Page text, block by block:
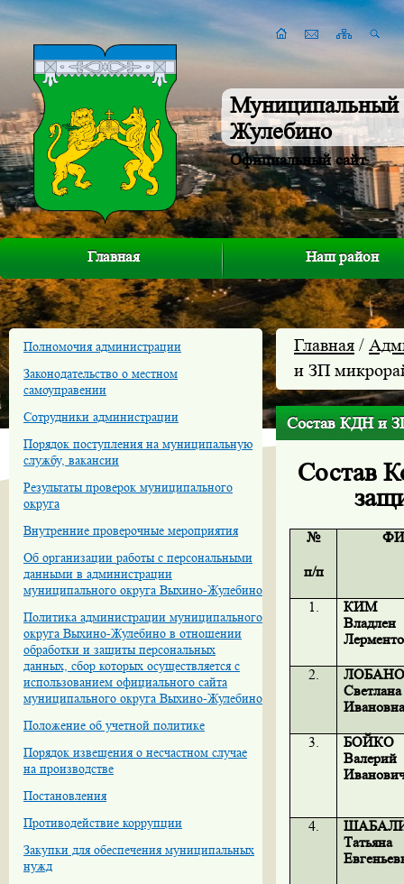
Муниципальный
Жулебино
Официальный сайт
Главная Наш район
Полномочия администрации
Законодательство о местном
самоуправении
Сотрудники администрации
Порядок поступления на муниципальную
службу, вакансии
Результаты проверок муниципального
округа
Внутренние проверочные мероприятия
Об организации работы с персональными
данными в администрации
муниципального округа Выхино-Жулебино
Политика администрации муниципального
округа Выхино-Жулебино в отношении
обработки и защиты персональных
данных, сбор которых осуществляется с
использованием официального сайта
муниципального округа Выхино-Жулебино
Положение об учетной политике
Порядок извещения о несчастном случае
на производстве
Постановления
Противодействие коррупции
Закупки для обеспечения муниципальных
нужд
Главная /
и ЗП
Состав КДН и
Состав
№
п/п
1.
КИМ
Владлен
2.
Светлана
3.
БОЙКО
Валерий
4.
Татьяна